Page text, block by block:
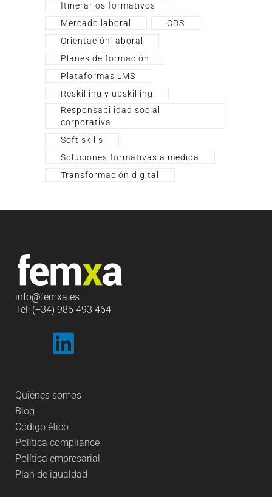
Itinerarios formativos
Mercado laboral
ODS
Orientación laboral
Planes de formación
Plataformas LMS
Reskilling y upskilling
Responsabilidad social
corporativa
Soft skills
Soluciones formativas a medida
Transformación digital
info@femxa.es
Tel: (+34) 986 493 464
Quiénes somos
Blog
Código ético
Política compliance
Política empresarial
Plan de igualdad